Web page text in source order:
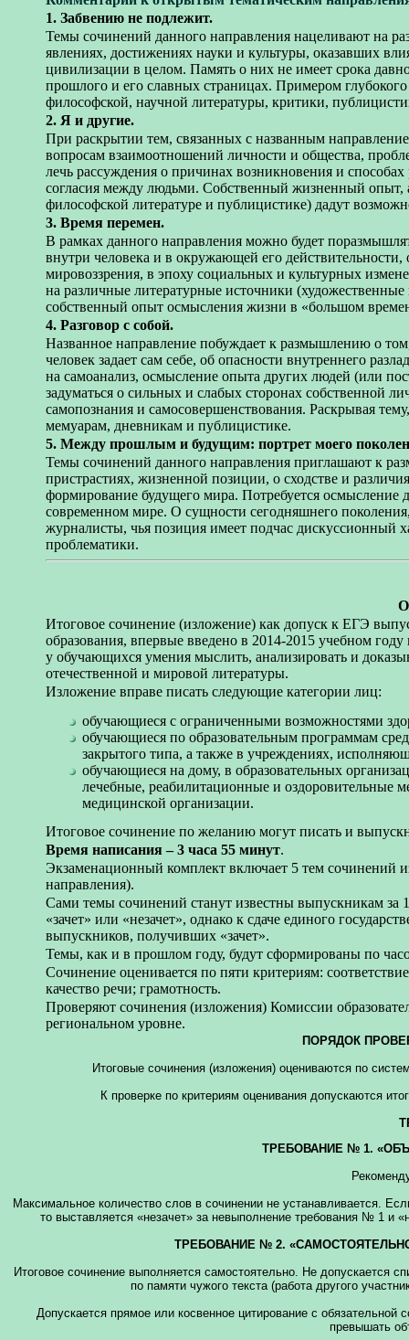
1. Забвению не подлежит.
Темы сочинений данного направления нацеливают на
явлениях, достижениях науки и культуры, оказавших
цивилизации в целом. Память о них не имеет срока
прошлого и его славных страницах. Примером
философской, научной литературы, критики,
2. Я и другие.
При раскрытии тем, связанных с названным
вопросам взаимоотношений личности и общества,
лечь рассуждения о причинах возникновения и
согласия между людьми. Собственный жизненный опыт,
философской литературе и публицистике) дадут
3. Время перемен.
В рамках данного направления можно будет
внутри человека и в окружающей его
мировоззрения, в эпоху социальных и культурных
на различные литературные источники
собственный опыт осмысления жизни в «большом
4. Разговор с собой.
Названное направление побуждает к размышлению о
человек задает сам себе, об опасности внутреннего
на самоанализ, осмысление опыта других людей (или
задуматься о сильных и слабых сторонах собственной
самопознания и самосовершенствования. Раскрывая
мемуарам, дневникам и публицистике.
5. Между прошлым и будущим: портрет моего
Темы сочинений данного направления приглашают к
пристрастиях, жизненной позиции, о сходстве и
формирование будущего мира. Потребуется
современном мире. О сущности сегодняшнего
журналисты, чья позиция имеет подчас дискуссионный
проблематики.
Итоговое сочинение (изложение) как допуск к ЕГЭ
образования, впервые введено в 2014-2015 учебном
у обучающихся умения мыслить, анализировать и
отечественной и мировой литературы.
Изложение вправе писать следующие категории лиц:
обучающиеся с ограниченными возможностями
обучающиеся по образовательным программам
закрытого типа, а также в учреждениях,
обучающиеся на дому, в образовательных
лечебные, реабилитационные и оздоровительные
медицинской организации.
Итоговое сочинение по желанию могут писать и
Время написания – 3 часа 55 минут.
Экзаменационный комплект включает 5 тем сочинений
направления).
Сами темы сочинений станут известны выпускникам за
«зачет» или «незачет», однако к сдаче единого
выпускников, получивших «зачет».
Темы, как и в прошлом году, будут сформированы по
Сочинение оценивается по пяти критериям:
качество речи; грамотность.
Проверяют сочинения (изложения) Комиссии
региональном уровне.
ПОРЯДОК
Итоговые сочинения (изложения) оцениваются по
К проверке по критериям оценивания допускаются
ТРЕБОВАНИЕ № 1.
Максимальное количество слов в сочинении не устанавливается.
то выставляется «незачет» за невыполнение требования № 1 и
ТРЕБОВАНИЕ № 2.
Итоговое сочинение выполняется самостоятельно. Не допускается
по памяти чужого текста (работа другого
Допускается прямое или косвенное цитирование с
превышать